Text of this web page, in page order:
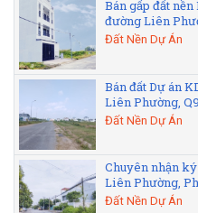
Bán gấp đất
đường Liên
Đất Nền Dự Án
Bán đất Dự án
Liên Phường,
Đất Nền Dự Án
Chuyên nhận
Liên Phường,
Đất Nền Dự Án